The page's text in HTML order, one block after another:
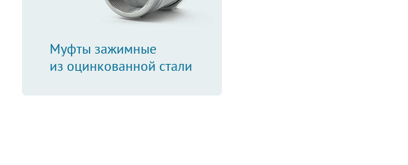
Муфты зажимные
из оцинкованной стали